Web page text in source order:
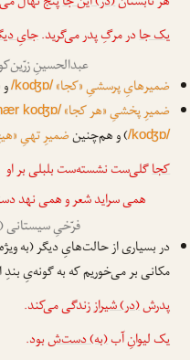
یک جادر مرگِ پدر می‌گرید.جایِ
عبدالحسینِ
ضمیرهایِ پرسشیِ «کجا»/koʤɒ/و
ضمیرِ پخشیِ «هر کجا»koʤɒ/
/koʤɒ/) و هم‌چنینضمیرِ تهیِ
کجاگلی‌ست نشسته‌ست بلبلی بر او
همی سراید شعر و همی نهد
فرّخیِ سیستانی
در بسیاری از حالت‌هایِ دیگر (به
مکانی بر می‌خوریم که به گونه‌یِ بندِ
پدرش(در) شیراززندگی می‌کند.
یک لیوانِ آب(به) دست‌شبود.